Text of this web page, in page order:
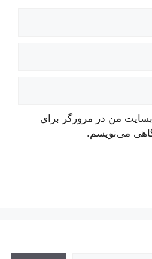
من در مرورگر برای
می‌نویسم.